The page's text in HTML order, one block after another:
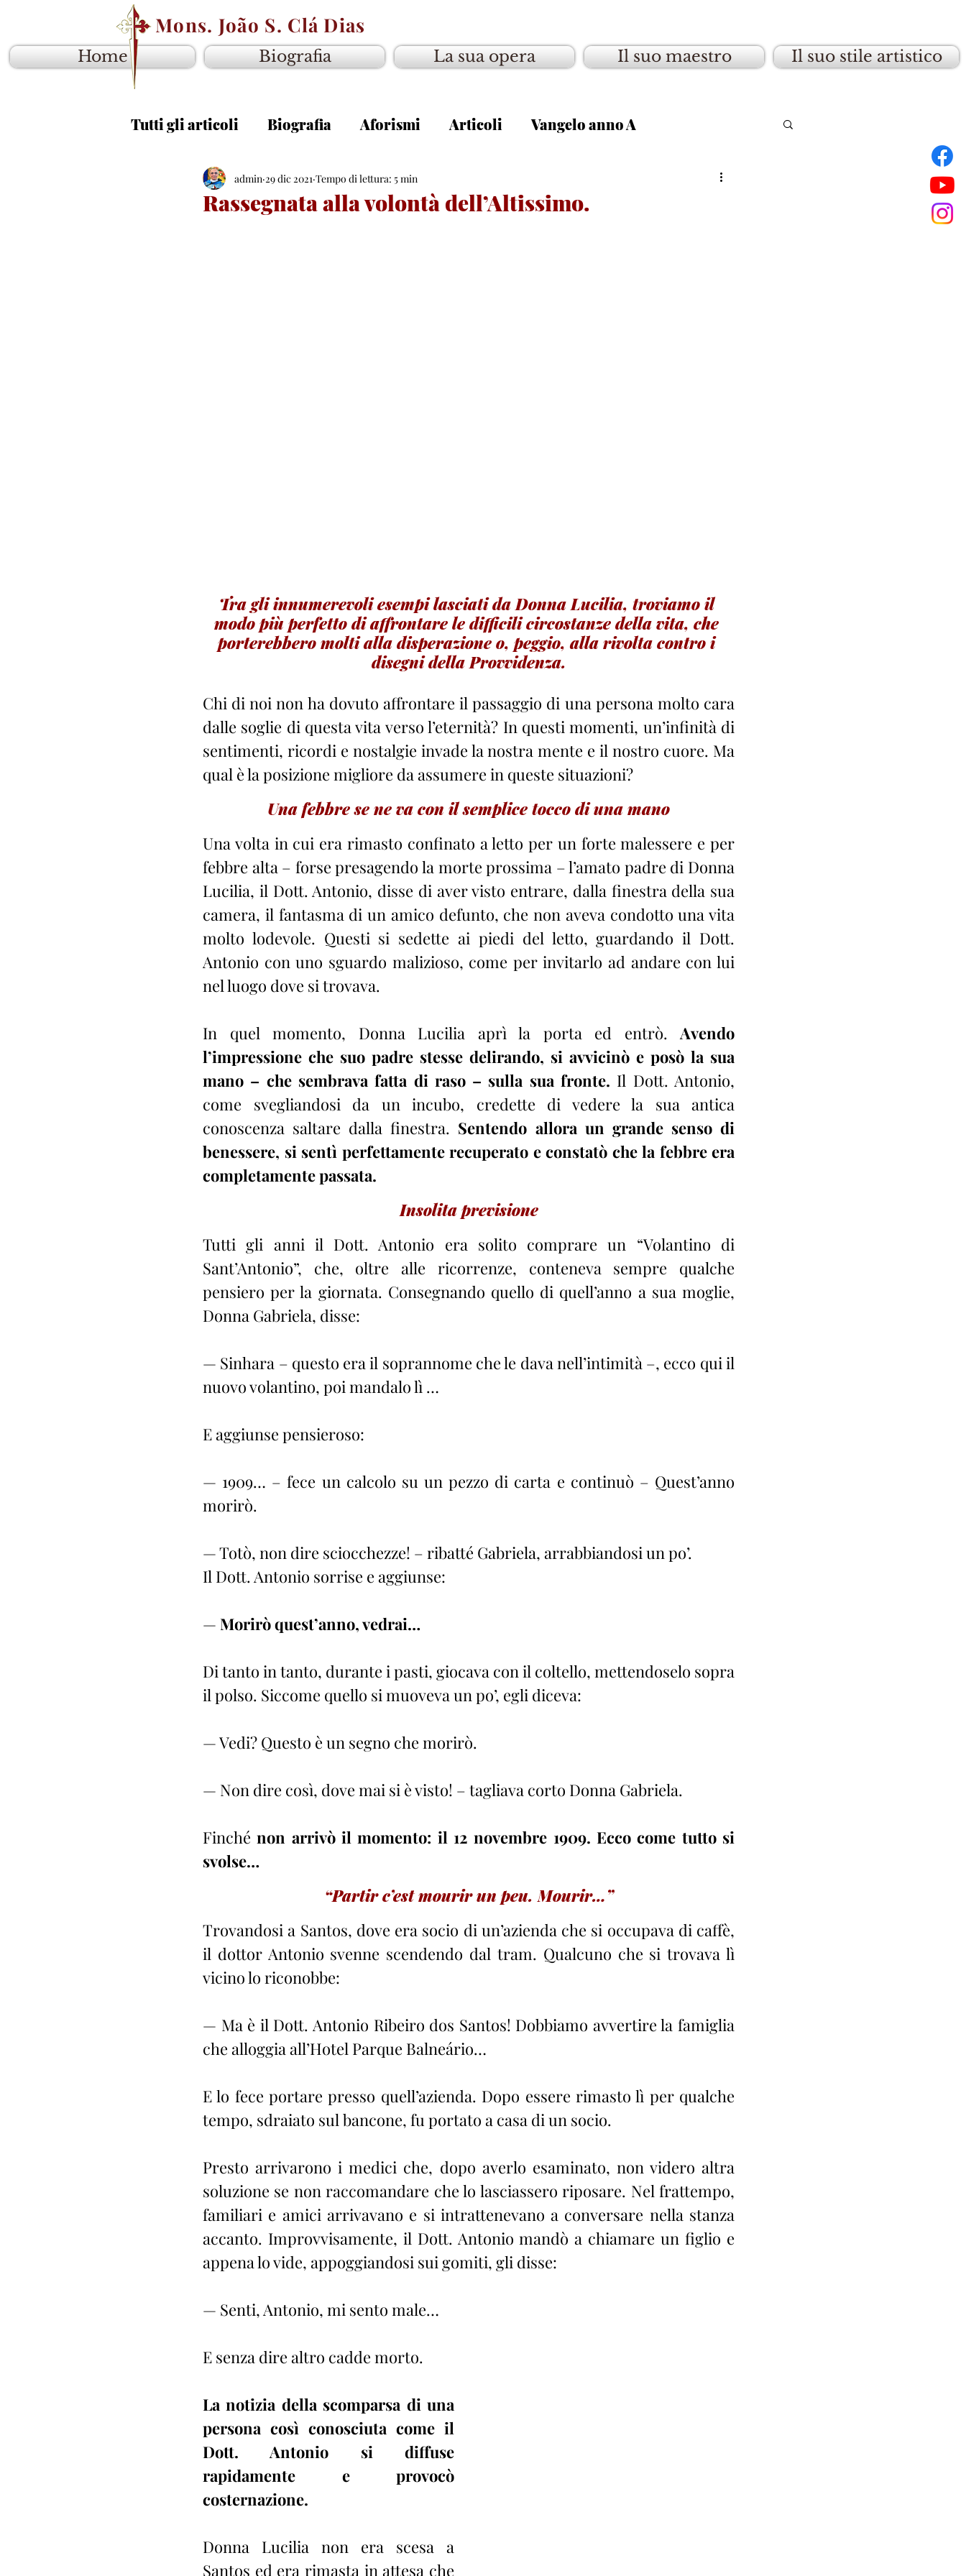
Mons. João S. Clá Dias
Home Biografia La sua opera Il suo maestro Il suo stile artistico
Tutti gli articoli Biografia Aforismi Articoli Vangelo anno A
Vangelo anno B Vangelo anno C
Rassegnata alla volontà dell’Altissimo.
admin 29 dic 2021 Tempo di lettura: 5 min
Tra gli innumerevoli esempi lasciati da Donna Lucilia, troviamo il
modo più perfetto di affrontare le difficili circostanze della vita, che
porterebbero molti alla disperazione o, peggio, alla rivolta contro i
disegni della Provvidenza.
Chi di noi non ha dovuto affrontare il passaggio di una persona molto cara
dalle soglie di questa vita verso l’eternità? In questi momenti, un’infinità di
sentimenti, ricordi e nostalgie invade la nostra mente e il nostro cuore. Ma
qual è la posizione migliore da assumere in queste situazioni?
Una febbre se ne va con il semplice tocco di una mano
Una volta in cui era rimasto confinato a letto per un forte malessere e per
febbre alta – forse presagendo la morte prossima – l’amato padre di Donna
Lucilia, il Dott. Antonio, disse di aver visto entrare, dalla finestra della sua
camera, il fantasma di un amico defunto, che non aveva condotto una vita
molto lodevole. Questi si sedette ai piedi del letto, guardando il Dott.
Antonio con uno sguardo malizioso, come per invitarlo ad andare con lui
nel luogo dove si trovava.
In quel momento, Donna Lucilia aprì la porta ed entrò. Avendo
l’impressione che suo padre stesse delirando, si avvicinò e posò la sua
mano – che sembrava fatta di raso – sulla sua fronte. Il Dott. Antonio,
come svegliandosi da un incubo, credette di vedere la sua antica
conoscenza saltare dalla finestra. Sentendo allora un grande senso di
benessere, si sentì perfettamente recuperato e constatò che la febbre era
completamente passata.
Insolita previsione
Tutti gli anni il Dott. Antonio era solito comprare un “Volantino di
Sant’Antonio”, che, oltre alle ricorrenze, conteneva sempre qualche
pensiero per la giornata. Consegnando quello di quell’anno a sua moglie,
Donna Gabriela, disse:
— Sinhara – questo era il soprannome che le dava nell’intimità –, ecco qui il
nuovo volantino, poi mandalo lì …
E aggiunse pensieroso:
— 1909… – fece un calcolo su un pezzo di carta e continuò – Quest’anno
morirò.
— Totò, non dire sciocchezze! – ribatté Gabriela, arrabbiandosi un po’.
Il Dott. Antonio sorrise e aggiunse:
— Morirò quest’anno, vedrai…
Di tanto in tanto, durante i pasti, giocava con il coltello, mettendoselo sopra
il polso. Siccome quello si muoveva un po’, egli diceva:
— Vedi? Questo è un segno che morirò.
— Non dire così, dove mai si è visto! – tagliava corto Donna Gabriela.
Finché non arrivò il momento: il 12 novembre 1909. Ecco come tutto si
svolse…
“Partir c’est mourir un peu. Mourir…”
Trovandosi a Santos, dove era socio di un’azienda che si occupava di caffè,
il dottor Antonio svenne scendendo dal tram. Qualcuno che si trovava lì
vicino lo riconobbe:
— Ma è il Dott. Antonio Ribeiro dos Santos! Dobbiamo avvertire la famiglia
che alloggia all’Hotel Parque Balneário…
E lo fece portare presso quell’azienda. Dopo essere rimasto lì per qualche
tempo, sdraiato sul bancone, fu portato a casa di un socio.
Presto arrivarono i medici che, dopo averlo esaminato, non videro altra
soluzione se non raccomandare che lo lasciassero riposare. Nel frattempo,
familiari e amici arrivavano e si intrattenevano a conversare nella stanza
accanto. Improvvisamente, il Dott. Antonio mandò a chiamare un figlio e
appena lo vide, appoggiandosi sui gomiti, gli disse:
— Senti, Antonio, mi sento male…
E senza dire altro cadde morto.
La notizia della scomparsa di una
persona così conosciuta come il
Dott. Antonio si diffuse
rapidamente e provocò
costernazione.
Donna Lucilia non era scesa a
Santos ed era rimasta in attesa che